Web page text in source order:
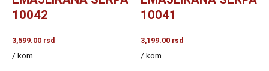
10042
3,599.00 rsd
/ kom
10041
3,199.00 rsd
/ kom